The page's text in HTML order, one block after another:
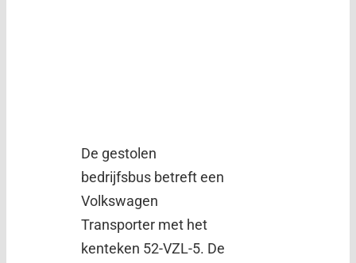
De gestolen
bedrijfsbus betreft een
Volkswagen
Transporter met het
kenteken 52-VZL-5. De